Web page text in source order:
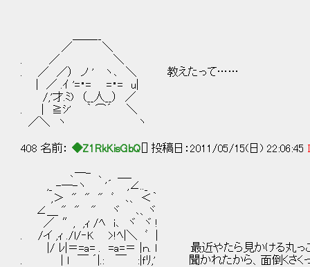
／ ＼
. ／ ＼
. ／ ／） ノ ' ヽ､ ＼ 教えたって……
| ／ .ｲ '=・= =・= u|
/,'才.ﾐ) （__人__） ／
. | ≧ｼ' ｀ ⌒´ ＼
／＼ ヽ ヽ
408 名前： ◆Z1RkKisGbQ [] 投稿日：2011/05/15(日) 22:06:45
､─- 、 ＿_
,_ -─-ヽ '´ ,∠.._
,＞ " " " ﾞ ､、 ＜｀
∠＿ " " " ヾ ､、ヾ
／ ″, ,ｨ /ﾍ i､ ヾ ヾ !
. /イ ,ｨ ./l/‐K >!ﾍ|＼ ﾞ |
|/ ﾚ|＝=a= . =a=＝ |ｎ. l 最近やたら見かける丸っこ
. | ｌ ￣ ´|.: ￣ :|ｆﾘ,' 聞かれたから、面倒くさく